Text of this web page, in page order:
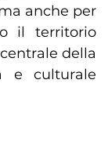
anche per
il territorio
della
e culturale